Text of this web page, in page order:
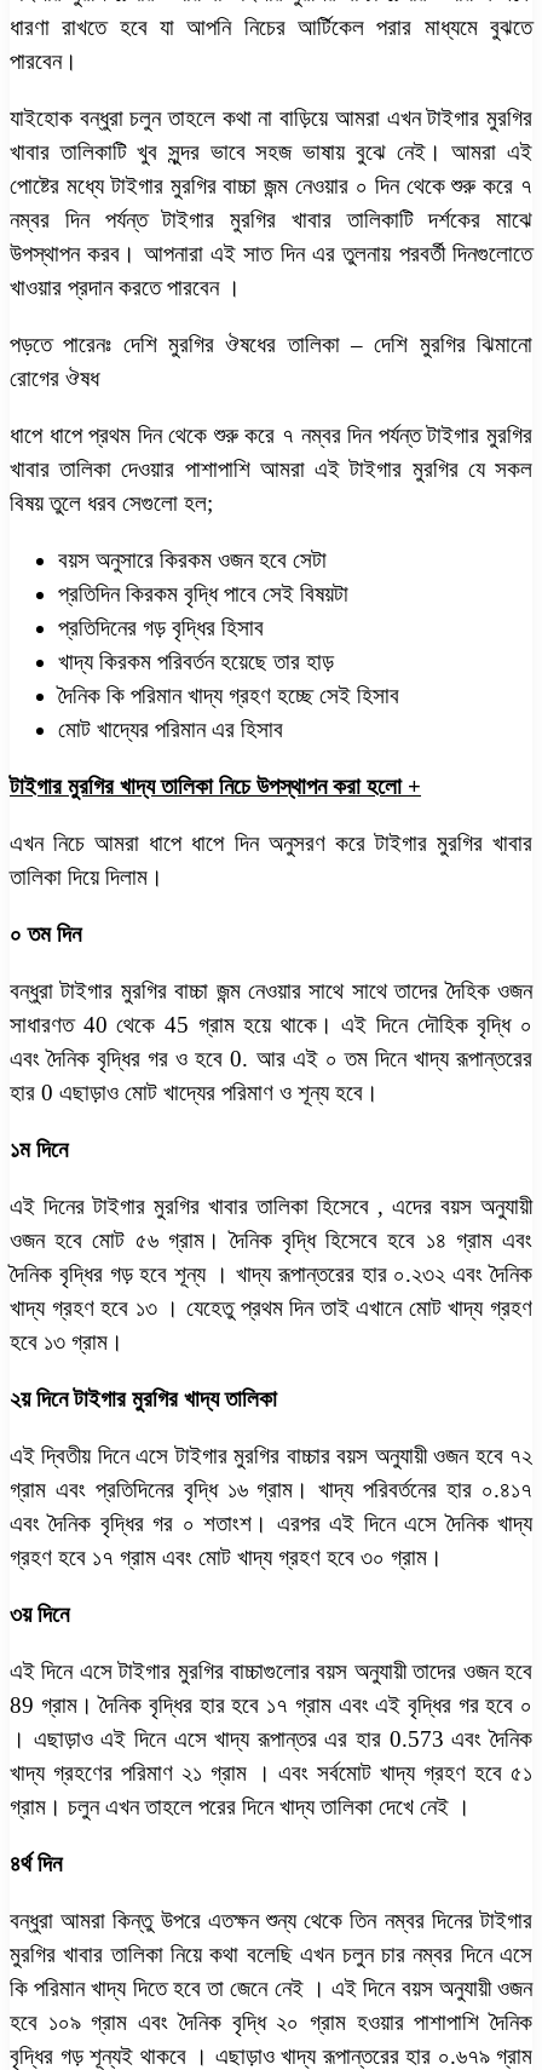
ধারণা রাখতে হবে যা আপনি নিচের আর্টিকেল পরার মাধ্যমে বুঝতে
পারবেন।
যাইহোক বন্ধুরা চলুন তাহলে কথা না বাড়িয়ে আমরা এখন টাইগার মুরগির
খাবার তালিকাটি খুব সুন্দর ভাবে সহজ ভাষায় বুঝে নেই। আমরা এই
পোষ্টের মধ্যে টাইগার মুরগির বাচ্চা জন্ম নেওয়ার ০ দিন থেকে শুরু করে ৭
নম্বর দিন পর্যন্ত টাইগার মুরগির খাবার তালিকাটি দর্শকের মাঝে
উপস্থাপন করব। আপনারা এই সাত দিন এর তুলনায় পরবর্তী দিনগুলোতে
খাওয়ার প্রদান করতে পারবেন ।
পড়তে পারেনঃ দেশি মুরগির ঔষধের তালিকা – দেশি মুরগির ঝিমানো
রোগের ঔষধ
ধাপে ধাপে প্রথম দিন থেকে শুরু করে ৭ নম্বর দিন পর্যন্ত টাইগার মুরগির
খাবার তালিকা দেওয়ার পাশাপাশি আমরা এই টাইগার মুরগির যে সকল
বিষয় তুলে ধরব সেগুলো হল;
বয়স অনুসারে কিরকম ওজন হবে সেটা
প্রতিদিন কিরকম বৃদ্ধি পাবে সেই বিষয়টা
প্রতিদিনের গড় বৃদ্ধির হিসাব
খাদ্য কিরকম পরিবর্তন হয়েছে তার হাড়
দৈনিক কি পরিমান খাদ্য গ্রহণ হচ্ছে সেই হিসাব
মোট খাদ্যের পরিমান এর হিসাব
টাইগার মুরগির খাদ্য তালিকা নিচে উপস্থাপন করা হলো +
এখন নিচে আমরা ধাপে ধাপে দিন অনুসরণ করে টাইগার মুরগির খাবার
তালিকা দিয়ে দিলাম।
০ তম দিন
বন্ধুরা টাইগার মুরগির বাচ্চা জন্ম নেওয়ার সাথে সাথে তাদের দৈহিক ওজন
সাধারণত 40 থেকে 45 গ্রাম হয়ে থাকে। এই দিনে দৌহিক বৃদ্ধি ০
এবং দৈনিক বৃদ্ধির গর ও হবে 0. আর এই ০ তম দিনে খাদ্য রূপান্তরের
হার 0 এছাড়াও মোট খাদ্যের পরিমাণ ও শূন্য হবে।
১ম দিনে
এই দিনের টাইগার মুরগির খাবার তালিকা হিসেবে , এদের বয়স অনুযায়ী
ওজন হবে মোট ৫৬ গ্রাম। দৈনিক বৃদ্ধি হিসেবে হবে ১৪ গ্রাম এবং
দৈনিক বৃদ্ধির গড় হবে শূন্য । খাদ্য রূপান্তরের হার ০.২৩২ এবং দৈনিক
খাদ্য গ্রহণ হবে ১৩ । যেহেতু প্রথম দিন তাই এখানে মোট খাদ্য গ্রহণ
হবে ১৩ গ্রাম।
২য় দিনে টাইগার মুরগির খাদ্য তালিকা
এই দ্বিতীয় দিনে এসে টাইগার মুরগির বাচ্চার বয়স অনুযায়ী ওজন হবে ৭২
গ্রাম এবং প্রতিদিনের বৃদ্ধি ১৬ গ্রাম। খাদ্য পরিবর্তনের হার ০.৪১৭
এবং দৈনিক বৃদ্ধির গর ০ শতাংশ। এরপর এই দিনে এসে দৈনিক খাদ্য
গ্রহণ হবে ১৭ গ্রাম এবং মোট খাদ্য গ্রহণ হবে ৩০ গ্রাম।
৩য় দিনে
এই দিনে এসে টাইগার মুরগির বাচ্চাগুলোর বয়স অনুযায়ী তাদের ওজন হবে
89 গ্রাম। দৈনিক বৃদ্ধির হার হবে ১৭ গ্রাম এবং এই বৃদ্ধির গর হবে ০
। এছাড়াও এই দিনে এসে খাদ্য রূপান্তর এর হার 0.573 এবং দৈনিক
খাদ্য গ্রহণের পরিমাণ ২১ গ্রাম । এবং সর্বমোট খাদ্য গ্রহণ হবে ৫১
গ্রাম। চলুন এখন তাহলে পরের দিনে খাদ্য তালিকা দেখে নেই ।
৪র্থ দিন
বন্ধুরা আমরা কিন্তু উপরে এতক্ষন শুন্য থেকে তিন নম্বর দিনের টাইগার
মুরগির খাবার তালিকা নিয়ে কথা বলেছি এখন চলুন চার নম্বর দিনে এসে
কি পরিমান খাদ্য দিতে হবে তা জেনে নেই । এই দিনে বয়স অনুযায়ী ওজন
হবে ১০৯ গ্রাম এবং দৈনিক বৃদ্ধি ২০ গ্রাম হওয়ার পাশাপাশি দৈনিক
বৃদ্ধির গড় শূন্যই থাকবে । এছাড়াও খাদ্য রূপান্তরের হার ০.৬৭৯ গ্রাম